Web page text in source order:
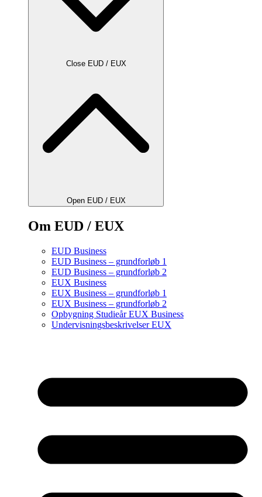
Close EUD / EUX
Open EUD / EUX
Om EUD / EUX
EUD Business
EUD Business – grundforløb 1
EUD Business – grundforløb 2
EUX Business
EUX Business – grundforløb 1
EUX Business – grundforløb 2
Opbygning Studieår EUX Business
Undervisningsbeskrivelser EUX